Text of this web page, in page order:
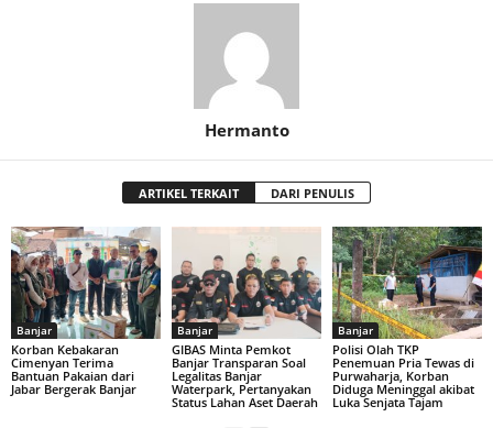
Hermanto
ARTIKEL TERKAIT DARI PENULIS
Banjar
Korban Kebakaran
Cimenyan Terima
Bantuan Pakaian dari
Jabar Bergerak Banjar
Banjar
GIBAS Minta Pemkot
Banjar Transparan Soal
Legalitas Banjar
Waterpark, Pertanyakan
Status Lahan Aset Daerah
Banjar
Polisi Olah TKP
Penemuan Pria Tewas di
Purwaharja, Korban
Diduga Meninggal akibat
Luka Senjata Tajam